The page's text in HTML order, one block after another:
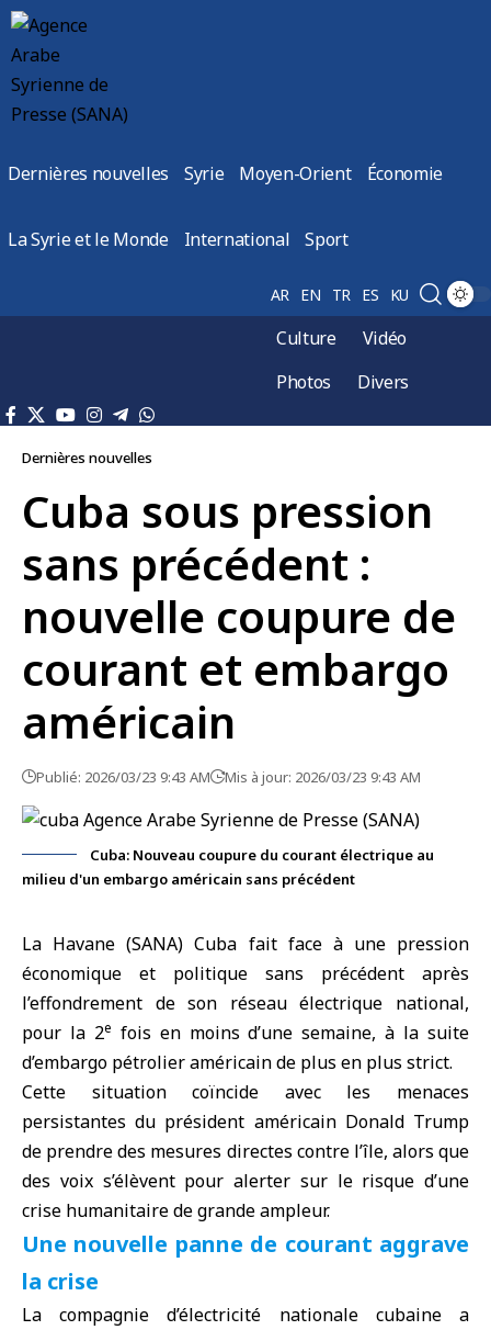
Dernières nouvelles Syrie Moyen-Orient Économie
La Syrie et le Monde International Sport
AR EN TR ES KU
Culture
Vidéo
Photos
Divers
Dernières nouvelles
Cuba sous pression
sans précédent :
nouvelle coupure de
courant et embargo
américain
Publié: 2026/03/23 9:43 AM Mis à jour: 2026/03/23 9:43 AM
Cuba: Nouveau coupure du courant électrique au
milieu d'un embargo américain sans précédent
La Havane (SANA)Cuba fait face à une pression
économique et politique sans précédent après
l’effondrement de son réseau électrique national,
pour la 2e fois en moins d’une semaine, à la suite
d’embargo pétrolier américain de plus en plus strict.
Cette situation coïncide avec les menaces
persistantes du président américain Donald Trump
de prendre des mesures directes contre l’île, alors que
des voix s’élèvent pour alerter sur le risque d’une
crise humanitaire de grande ampleur.
Une nouvelle panne de courant aggrave
la crise
La compagnie d’électricité nationale cubaine a